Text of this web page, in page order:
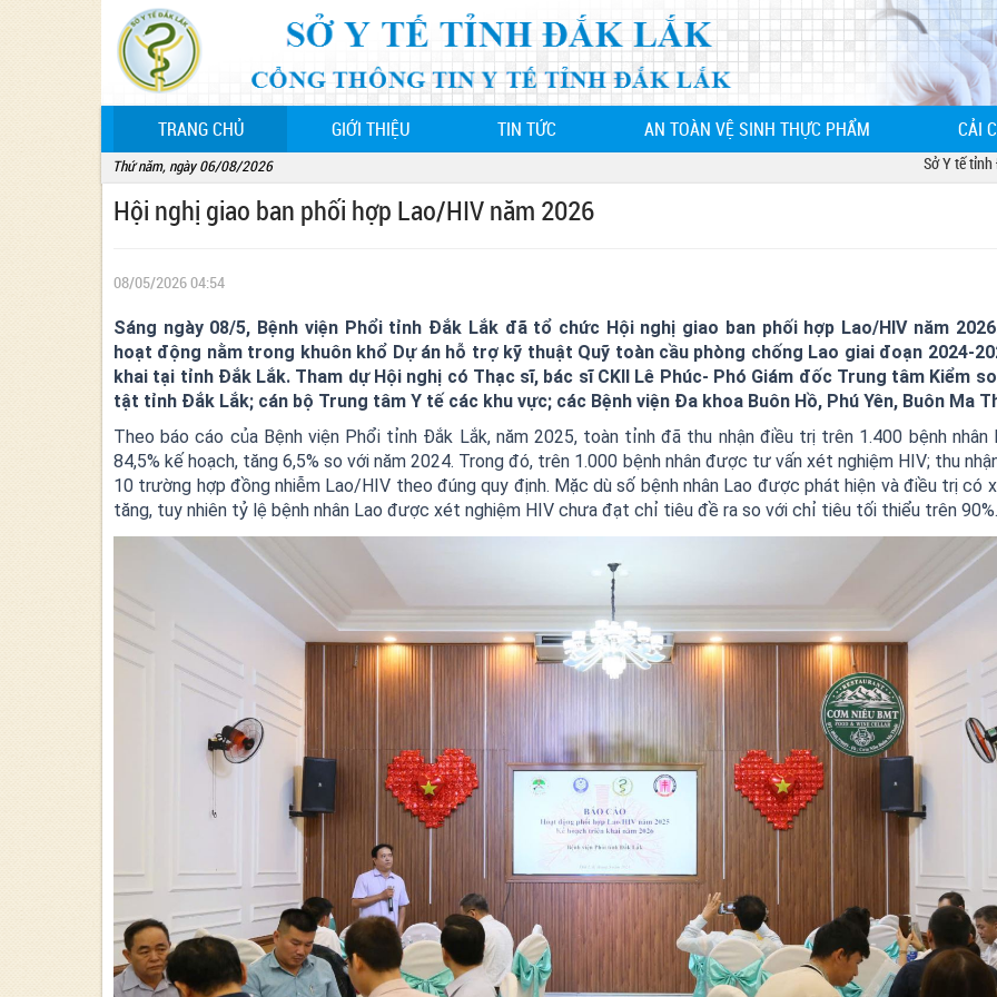
TRANG CHỦ(CURRENT) GIỚI THIỆU TIN TỨC AN TOÀN VỆ SINH THỰC PHẨM CẢI
Thứ năm, ngày 06/08/2026 Sở Y tế tỉnh Đắk Lắk
Hội nghị giao ban phối hợp Lao/HIV năm 2026
08/05/2026 04:54
Sáng ngày 08/5, Bệnh viện Phổi tỉnh Đắk Lắk đã tổ chức Hội nghị giao ban phối hợp Lao/HIV năm
hoạt động nằm trong khuôn khổ Dự án hỗ trợ kỹ thuật Quỹ toàn cầu phòng chống Lao giai đoạn 2024-
khai tại tỉnh Đắk Lắk. Tham dự Hội nghị có Thạc sĩ, bác sĩ CKII Lê Phúc- Phó Giám đốc Trung tâm Kiểm
tật tỉnh Đắk Lắk; cán bộ Trung tâm Y tế các khu vực; các Bệnh viện Đa khoa Buôn Hồ, Phú Yên, Buôn Ma
Theo báo cáo của Bệnh viện Phổi tỉnh Đắk Lắk, năm 2025, toàn tỉnh đã thu nhận điều trị trên 1.400 bệnh nhân
84,5% kế hoạch, tăng 6,5% so với năm 2024. Trong đó, trên 1.000 bệnh nhân được tư vấn xét nghiệm HIV; thu
10 trường hợp đồng nhiễm Lao/HIV theo đúng quy định. Mặc dù số bệnh nhân Lao được phát hiện và điều trị có
tăng, tuy nhiên tỷ lệ bệnh nhân Lao được xét nghiệm HIV chưa đạt chỉ tiêu đề ra so với chỉ tiêu tối thiểu trên 90%.